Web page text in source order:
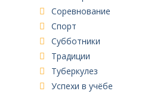
Соревнование
Спорт
Субботники
Традиции
Туберкулез
Успехи в учёбе